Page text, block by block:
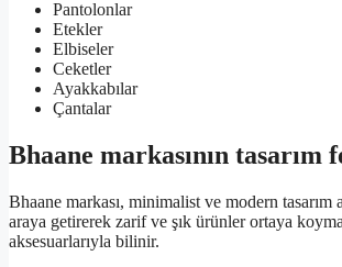
Pantolonlar
Etekler
Elbiseler
Ceketler
Ayakkabılar
Çantalar
Bhaane markasının tasarım
Bhaane markası, minimalist ve modern
araya getirerek zarif ve şık ürünler ortaya
aksesuarlarıyla bilinir.